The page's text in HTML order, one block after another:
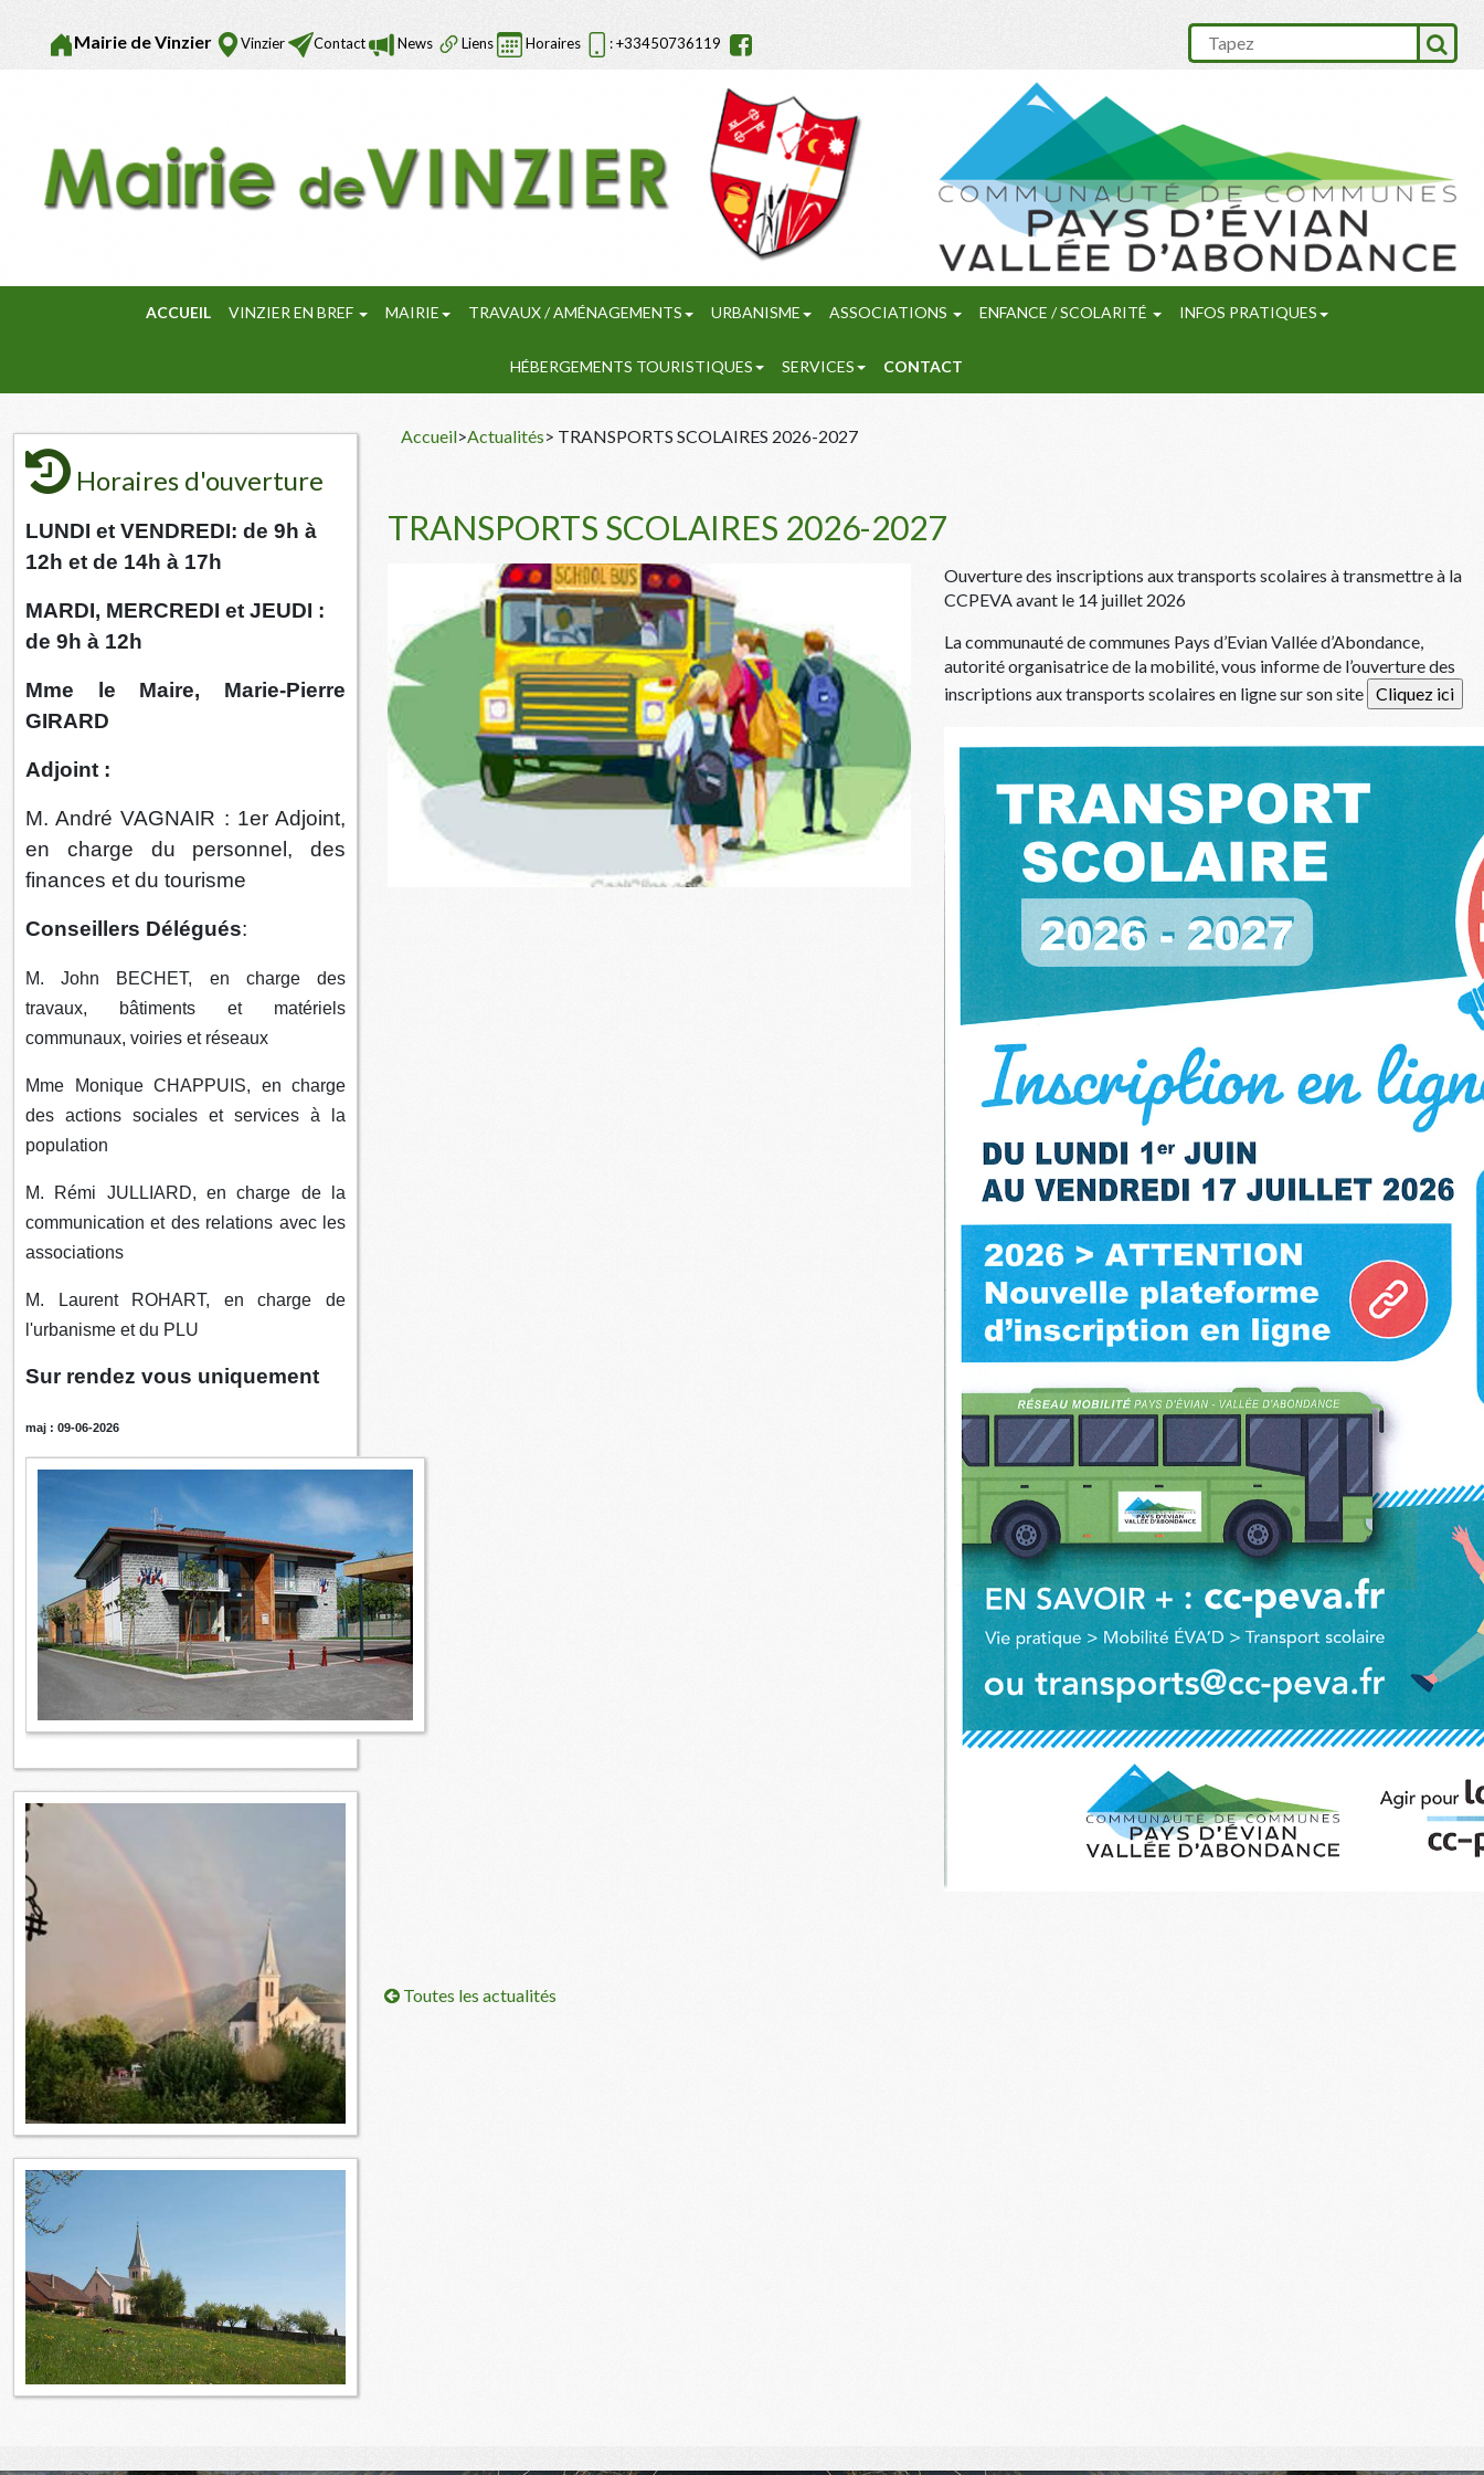
Mairie de Vinzier Vinzier Contact News Liens Horaires : +33450736119
ACCUEIL VINZIER EN BREF MAIRIE TRAVAUX / AMÉNAGEMENTS URBANISME ASSOCIATIONS ENFANCE / SCOLARITÉ INFOS PRATIQUES
HÉBERGEMENTS TOURISTIQUES SERVICES CONTACT
Accueil>Actualités> TRANSPORTS SCOLAIRES 2026-2027
TRANSPORTS SCOLAIRES 2026-2027
Ouverture des inscriptions aux transports scolaires à transmettre à la
CCPEVA avant le 14 juillet 2026
La communauté de communes Pays d’Evian Vallée d’Abondance,
autorité organisatrice de la mobilité, vous informe de l’ouverture des
inscriptions aux transports scolaires en ligne sur son site
Toutes les actualités
Horaires d'ouverture
LUNDI et VENDREDI: de 9h à
12h et de 14h à 17h
MARDI, MERCREDI et JEUDI :
de 9h à 12h
Mme le Maire, Marie-Pierre
GIRARD
Adjoint :
M. André VAGNAIR : 1er Adjoint,
en charge du personnel, des
finances et du tourisme
Conseillers Délégués:
M. John BECHET, en charge des
travaux, bâtiments et matériels
communaux, voiries et réseaux
Mme Monique CHAPPUIS, en charge
des actions sociales et services à la
population
M. Rémi JULLIARD, en charge de la
communication et des relations avec les
associations
M. Laurent ROHART, en charge de
l'urbanisme et du PLU
Sur rendez vous uniquement
maj : 09-06-2026